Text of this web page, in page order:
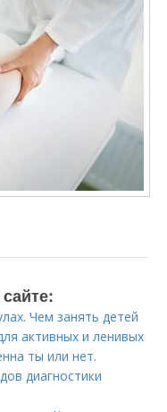
Чем занять детей
активных и ленивых
ты или нет.
диагностики